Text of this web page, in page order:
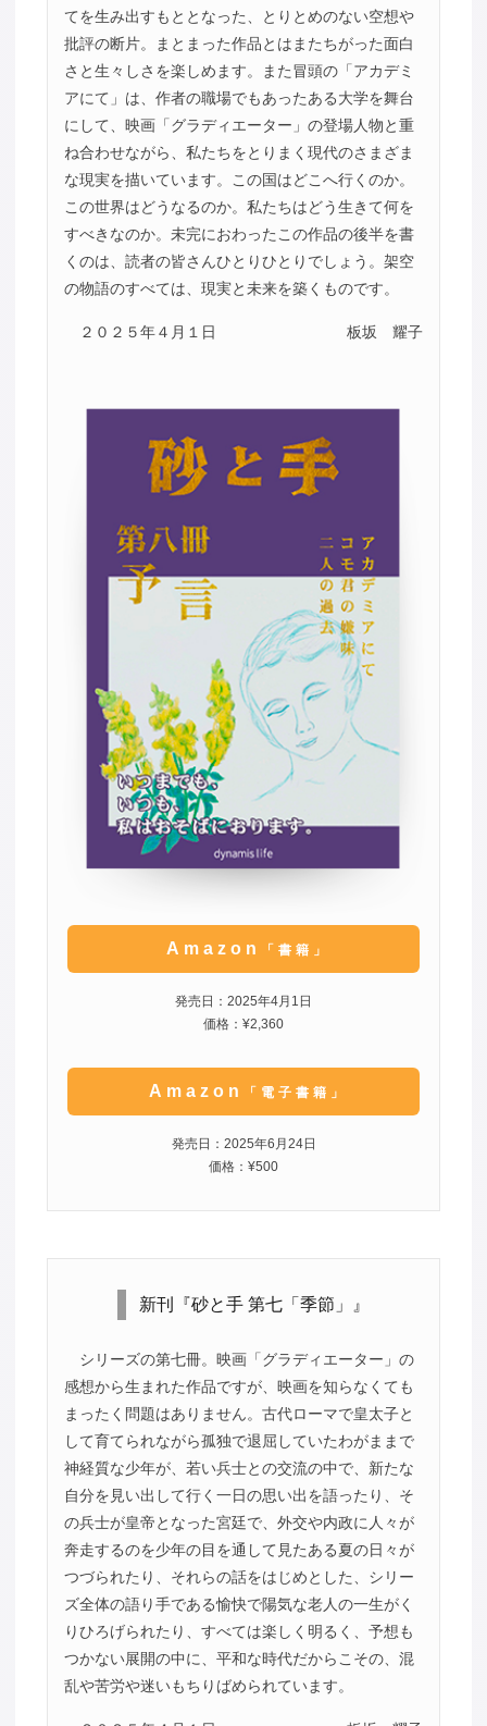
てを生み出すもととなった、とりとめのない空想や
批評の断片。まとまった作品とはまたちがった面白
さと生々しさを楽しめます。また冒頭の「アカデミ
アにて」は、作者の職場でもあったある大学を舞台
にして、映画「グラディエーター」の登場人物と重
ね合わせながら、私たちをとりまく現代のさまざま
な現実を描いています。この国はどこへ行くのか。
この世界はどうなるのか。私たちはどう生きて何を
すべきなのか。未完におわったこの作品の後半を書
くのは、読者の皆さんひとりひとりでしょう。架空
の物語のすべては、現実と未来を築くものです。
２０２５年４月１日 板坂 耀子
Amazon 「書籍」
発売日：2025年4月1日
価格：¥2,360
Amazon 「電子書籍」
発売日：2025年6月24日
価格：¥500
新刊『砂と手 第七「季節」』
シリーズの第七冊。映画「グラディエーター」の
感想から生まれた作品ですが、映画を知らなくても
まったく問題はありません。古代ローマで皇太子と
して育てられながら孤独で退屈していたわがままで
神経質な少年が、若い兵士との交流の中で、新たな
自分を見い出して行く一日の思い出を語ったり、そ
の兵士が皇帝となった宮廷で、外交や内政に人々が
奔走するのを少年の目を通して見たある夏の日々が
つづられたり、それらの話をはじめとした、シリー
ズ全体の語り手である愉快で陽気な老人の一生がく
りひろげられたり、すべては楽しく明るく、予想も
つかない展開の中に、平和な時代だからこその、混
乱や苦労や迷いもちりばめられています。